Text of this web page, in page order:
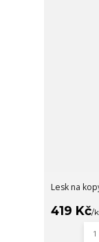
Lesk na
419 Kč/